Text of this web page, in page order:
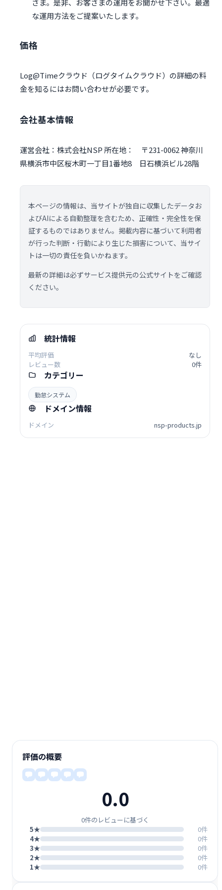
さま。是非、お客さまの運用をお聞かせ下さい。最適
な運用方法をご提案いたします。
価格
Log@Timeクラウド（ログタイムクラウド）の詳細の料
金を知るにはお問い合わせが必要です。
会社基本情報
運営会社：株式会社NSP 所在地： 〒231-0062 神奈川
県横浜市中区桜木町一丁目1番地8 日石横浜ビル28階
本ページの情報は、当サイトが独自に収集したデータお
よびAIによる自動整理を含むため、正確性・完全性を保
証するものではありません。掲載内容に基づいて利用者
が行った判断・行動により生じた損害について、当サイ
トは一切の責任を負いかねます。
最新の詳細は必ずサービス提供元の公式サイトをご確認
ください。
統計情報
平均評価
なし
レビュー数
0件
カテゴリー
勤怠システム
ドメイン情報
ドメイン nsp-products.jp
評価の概要
0.0
0件のレビューに基づく
5★
0件
4★
0件
3★
0件
2★
0件
1★
0件